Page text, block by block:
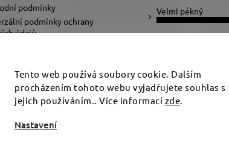
Tento web používá soubory cookie. Dalším
procházením tohoto webu vyjadřujete souhlas s
jejich používáním.. Více informací zde.
Nastavení
podmínky
podmínky ochrany
údajů
text pro náramek
Velmi pěkný
Ujde to
Počet hlasů:34
cookies